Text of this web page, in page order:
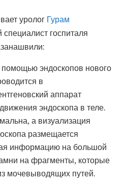
уролог Гурам
госпиталя
эндоскопов нового
в
аппарат
эндоскопа в теле.
а визуализация
размещается
информацию на большой
на фрагменты, которые
мочевыводящих путей.